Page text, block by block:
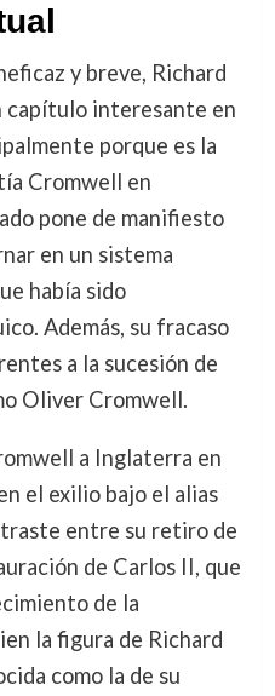
y breve, Richard
capítulo interesante en
porque es la
Cromwell en
pone de manifiesto
en un sistema
había sido
Además, su fracaso
a la sucesión de
Oliver Cromwell.
a Inglaterra en
el exilio bajo el alias
entre su retiro de
de Carlos II, que
de la
la figura de Richard
como la de su